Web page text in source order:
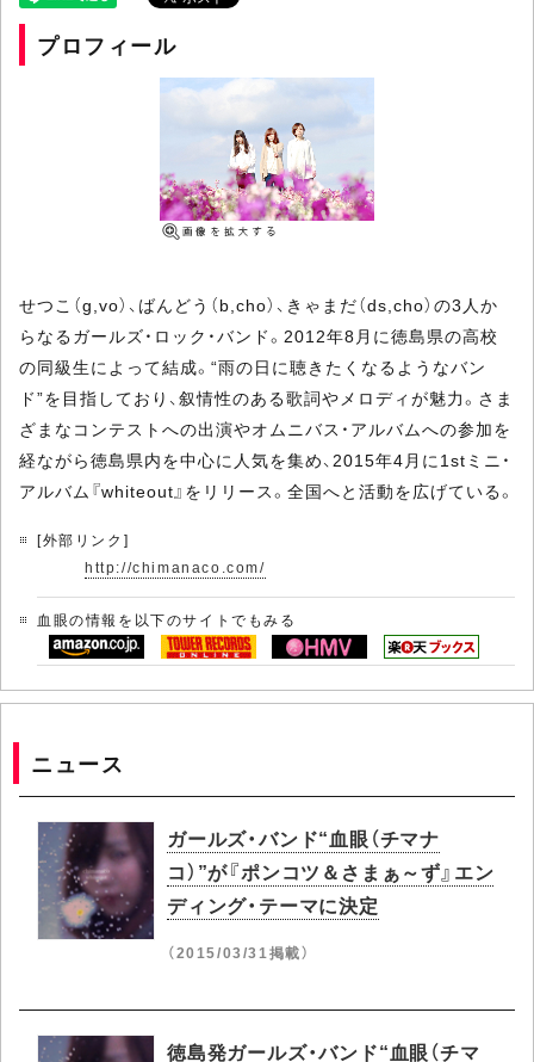
プロフィール
せつこ（g,vo）、ばんどう（b,cho）、きゃまだ（ds,cho）の3人か
らなるガールズ・ロック・バンド。2012年8月に徳島県の高校
の同級生によって結成。“雨の日に聴きたくなるようなバン
ド”を目指しており、叙情性のある歌詞やメロディが魅力。さま
ざまなコンテストへの出演やオムニバス・アルバムへの参加を
経ながら徳島県内を中心に人気を集め、2015年4月に1stミニ・
アルバム『whiteout』をリリース。全国へと活動を広げている。
[外部リンク]
http://chimanaco.com/
血眼の情報を以下のサイトでもみる
ニュース
ガールズ・バンド“血眼（チマナ
コ）”が『ポンコツ＆さまぁ～ず』エン
ディング・テーマに決定
（2015/03/31掲載）
徳島発ガールズ・バンド“血眼（チマ